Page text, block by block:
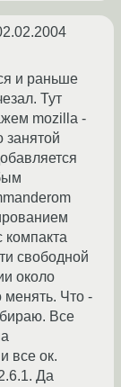
и раньше
Тут
mozilla -
занятой
свободной
около
менять. Что -
Все
все ок.
Да